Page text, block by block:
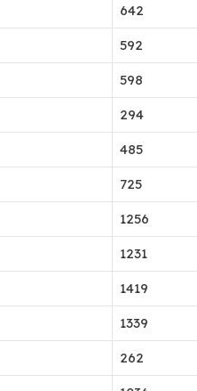
642
592
598
294
485
725
1256
1231
1419
1339
262